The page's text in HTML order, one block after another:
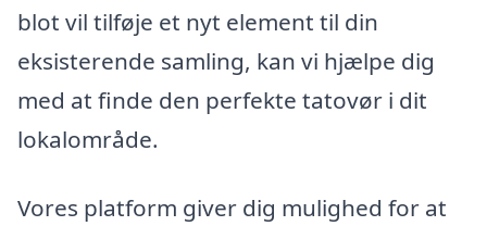
blot vil tilføje et nyt element til din
eksisterende samling, kan vi hjælpe dig
med at finde den perfekte tatovør i dit
lokalområde.
Vores platform giver dig mulighed for at